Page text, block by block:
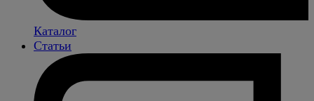
Каталог
Статьи